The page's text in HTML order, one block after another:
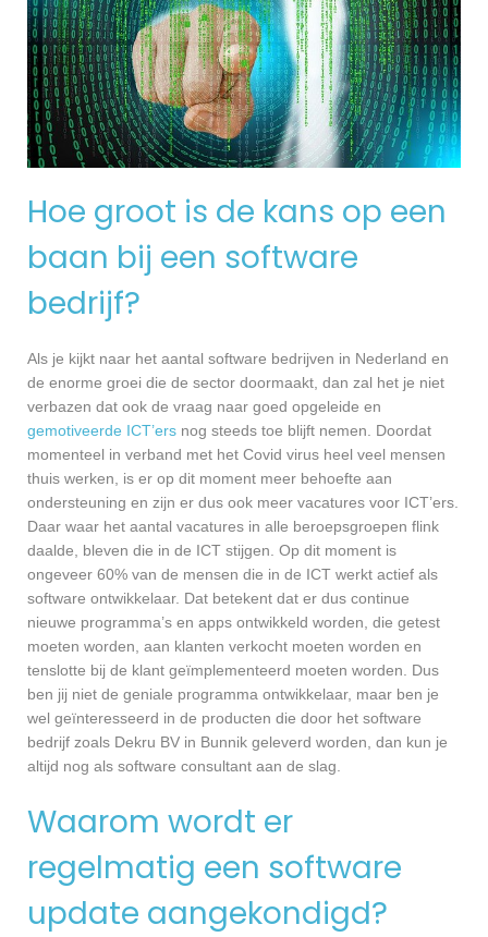
Hoe groot is de kans op een
baan bij een software
bedrijf?
Als je kijkt naar het aantal software bedrijven in Nederland en
de enorme groei die de sector doormaakt, dan zal het je niet
verbazen dat ook de vraag naar goed opgeleide en
gemotiveerde ICT’ers nog steeds toe blijft nemen. Doordat
momenteel in verband met het Covid virus heel veel mensen
thuis werken, is er op dit moment meer behoefte aan
ondersteuning en zijn er dus ook meer vacatures voor ICT’ers.
Daar waar het aantal vacatures in alle beroepsgroepen flink
daalde, bleven die in de ICT stijgen. Op dit moment is
ongeveer 60% van de mensen die in de ICT werkt actief als
software ontwikkelaar. Dat betekent dat er dus continue
nieuwe programma’s en apps ontwikkeld worden, die getest
moeten worden, aan klanten verkocht moeten worden en
tenslotte bij de klant geïmplementeerd moeten worden. Dus
ben jij niet de geniale programma ontwikkelaar, maar ben je
wel geïnteresseerd in de producten die door het software
bedrijf zoals Dekru BV in Bunnik geleverd worden, dan kun je
altijd nog als software consultant aan de slag.
Waarom wordt er
regelmatig een software
update aangekondigd?